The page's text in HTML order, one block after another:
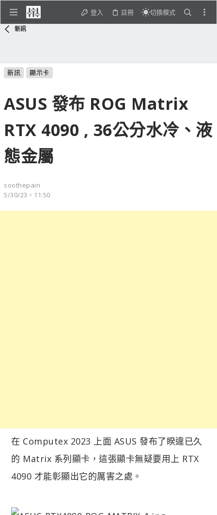
登入 註冊 切換模式
新訊
新訊 顯示卡
ASUS 發布 ROG Matrix
RTX 4090 , 36公分水冷、液
態金屬
soothepain
5/30/23，11:50
在 Computex 2023 上面 ASUS 發布了睽違已久
的 Matrix 系列顯卡，這張顯卡無疑要用上 RTX
4090 才能彰顯出它的厲害之處。